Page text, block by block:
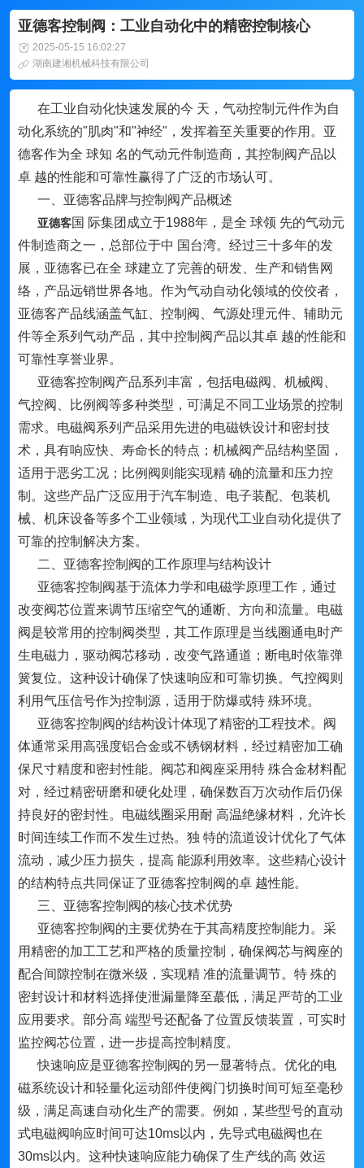
亚德客控制阀：工业自动化中的精密控制核心
2025-05-15 16:02:27
湖南建湘机械科技有限公司
在工业自动化快速发展的今 天，气动控制元件作为自
动化系统的"肌肉"和"神经"，发挥着至关重要的作用。亚
德客作为全 球知 名的气动元件制造商，其控制阀产品以
卓 越的性能和可靠性赢得了广泛的市场认可。
一、亚德客品牌与控制阀产品概述
亚德客国 际集团成立于1988年，是全 球领 先的气动元
件制造商之一，总部位于中 国台湾。经过三十多年的发
展，亚德客已在全 球建立了完善的研发、生产和销售网
络，产品远销世界各地。作为气动自动化领域的佼佼者，
亚德客产品线涵盖气缸、控制阀、气源处理元件、辅助元
件等全系列气动产品，其中控制阀产品以其卓 越的性能和
可靠性享誉业界。
亚德客控制阀产品系列丰富，包括电磁阀、机械阀、
气控阀、比例阀等多种类型，可满足不同工业场景的控制
需求。电磁阀系列产品采用先进的电磁铁设计和密封技
术，具有响应快、寿命长的特点；机械阀产品结构坚固，
适用于恶劣工况；比例阀则能实现精 确的流量和压力控
制。这些产品广泛应用于汽车制造、电子装配、包装机
械、机床设备等多个工业领域，为现代工业自动化提供了
可靠的控制解决方案。
二、亚德客控制阀的工作原理与结构设计
亚德客控制阀基于流体力学和电磁学原理工作，通过
改变阀芯位置来调节压缩空气的通断、方向和流量。电磁
阀是较常用的控制阀类型，其工作原理是当线圈通电时产
生电磁力，驱动阀芯移动，改变气路通道；断电时依靠弹
簧复位。这种设计确保了快速响应和可靠切换。气控阀则
利用气压信号作为控制源，适用于防爆或特 殊环境。
亚德客控制阀的结构设计体现了精密的工程技术。阀
体通常采用高强度铝合金或不锈钢材料，经过精密加工确
保尺寸精度和密封性能。阀芯和阀座采用特 殊合金材料配
对，经过精密研磨和硬化处理，确保数百万次动作后仍保
持良好的密封性。电磁线圈采用耐 高温绝缘材料，允许长
时间连续工作而不发生过热。独 特的流道设计优化了气体
流动，减少压力损失，提高 能源利用效率。这些精心设计
的结构特点共同保证了亚德客控制阀的卓 越性能。
三、亚德客控制阀的核心技术优势
亚德客控制阀的主要优势在于其高精度控制能力。采
用精密的加工工艺和严格的质量控制，确保阀芯与阀座的
配合间隙控制在微米级，实现精 准的流量调节。特 殊的
密封设计和材料选择使泄漏量降至蕞低，满足严苛的工业
应用要求。部分高 端型号还配备了位置反馈装置，可实时
监控阀芯位置，进一步提高控制精度。
快速响应是亚德客控制阀的另一显著特点。优化的电
磁系统设计和轻量化运动部件使阀门切换时间可短至毫秒
级，满足高速自动化生产的需要。例如，某些型号的直动
式电磁阀响应时间可达10ms以内，先导式电磁阀也在
30ms以内。这种快速响应能力确保了生产线的高 效运